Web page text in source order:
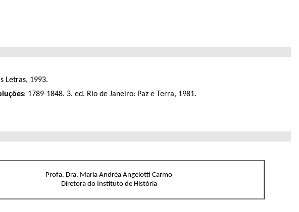
Letras, 1993.
: 1789-1848. 3. ed. Rio de Janeiro: Paz e Terra, 1981.
Profa. Dra. Maria Andréa Angelotti Carmo
Diretora do Instituto de História